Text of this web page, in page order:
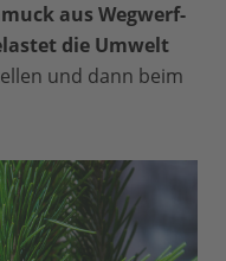
aus Wegwerf-
die Umwelt
und dann beim